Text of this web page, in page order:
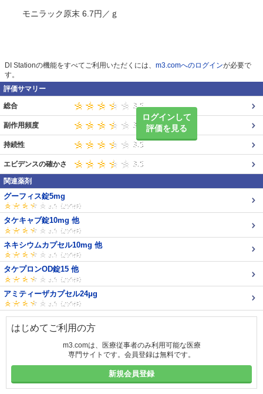
モニラック原末 6.7円／ｇ
DI Stationの機能をすべてご利用いただくには、 m3.comへのログインが必要で
す。
評価サマリー
ログインして
評価を見る
総合
副作用頻度
持続性
エビデンスの確かさ
関連薬剤
グーフィス錠5mg
タケキャブ錠10mg 他
ネキシウムカプセル10mg 他
タケプロンOD錠15 他
アミティーザカプセル24μg
はじめてご利用の方
m3.comは、医療従事者のみ利用可能な医療
専門サイトです。会員登録は無料です。
新規会員登録